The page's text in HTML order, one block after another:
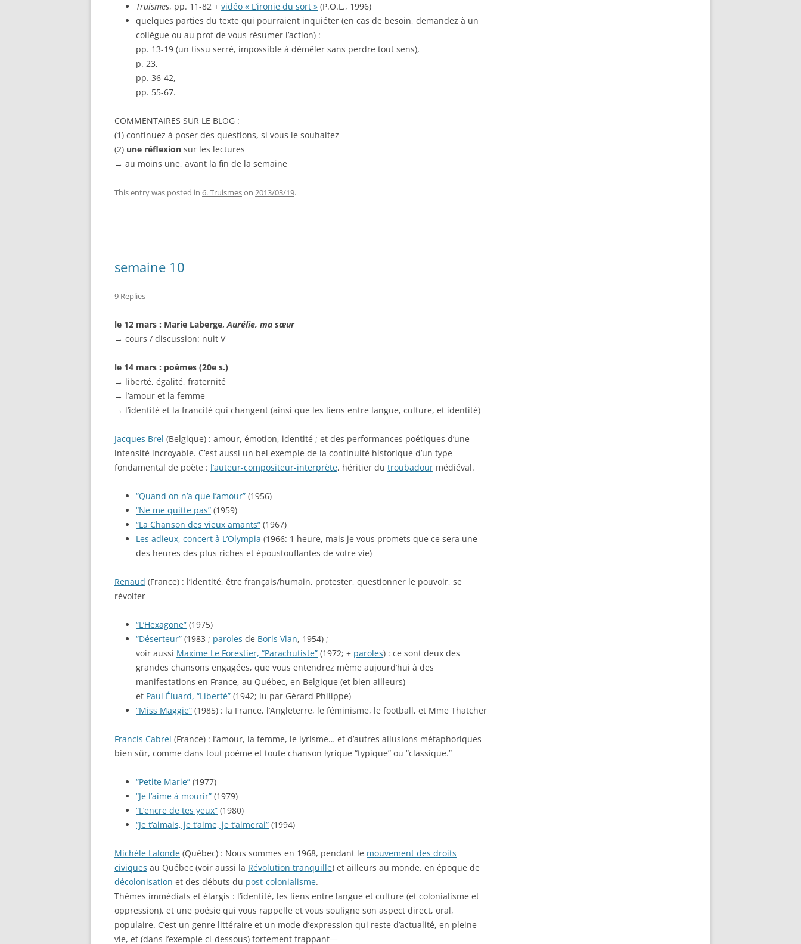
Truismes, pp. 11-82 + vidéo « L’ironie du sort » (P.O.L., 1996)
quelques parties du texte qui pourraient inquiéter (en cas de besoin, demandez à un
collègue ou au prof de vous résumer l’action) :
pp. 13-19 (un tissu serré, impossible à démêler sans perdre tout sens),
p. 23,
pp. 36-42,
pp. 55-67.
COMMENTAIRES SUR LE BLOG :
(1) continuez à poser des questions, si vous le souhaitez
(2) une réflexion sur les lectures
→ au moins une, avant la fin de la semaine
This entry was posted in 6. Truismeson 2013/03/19.
semaine 10
9 Replies
le 12 mars : Marie Laberge,Aurélie, ma sœur
→ cours / discussion: nuit V
le 14 mars : poèmes (20e s.)
→ liberté, égalité, fraternité
→ l’amour et la femme
→ l’identité et la francité qui changent (ainsi que les liens entre langue, culture, et identité)
Jacques Brel (Belgique) : amour, émotion, identité ; et des performances poétiques d’une
intensité incroyable. C’est aussi un bel exemple de la continuité historique d’un type
fondamental de poète : l’auteur-compositeur-interprète, héritier du troubadour médiéval.
“Quand on n’a que l’amour” (1956)
“Ne me quitte pas” (1959)
“La Chanson des vieux amants” (1967)
Les adieux, concert à L’Olympia (1966: 1 heure, mais je vous promets que ce sera une
des heures des plus riches et époustouflantes de votre vie)
Renaud (France) : l’identité, être français/humain, protester, questionner le pouvoir, se
révolter
“L’Hexagone” (1975)
“Déserteur” (1983 ; paroles de Boris Vian, 1954) ;
voir aussi Maxime Le Forestier, “Parachutiste” (1972; + paroles) : ce sont deux des
grandes chansons engagées, que vous entendrez même aujourd’hui à des
manifestations en France, au Québec, en Belgique (et bien ailleurs)
et Paul Éluard, “Liberté” (1942; lu par Gérard Philippe)
“Miss Maggie” (1985) : la France, l’Angleterre, le féminisme, le football, et Mme Thatcher
Francis Cabrel (France) : l’amour, la femme, le lyrisme… et d’autres allusions métaphoriques
bien sûr, comme dans tout poème et toute chanson lyrique “typique” ou “classique.”
“Petite Marie” (1977)
“Je l’aime à mourir” (1979)
“L’encre de tes yeux” (1980)
“Je t’aimais, je t’aime, je t’aimerai” (1994)
Michèle Lalonde (Québec) : Nous sommes en 1968, pendant le mouvement des droits
civiques au Québec (voir aussi la Révolution tranquille) et ailleurs au monde, en époque de
décolonisation et des débuts du post-colonialisme.
Thèmes immédiats et élargis : l’identité, les liens entre langue et culture (et colonialisme et
oppression), et une poésie qui vous rappelle et vous souligne son aspect direct, oral,
populaire. C’est un genre littéraire et un mode d’expression qui reste d’actualité, en pleine
vie, et (dans l’exemple ci-dessous) fortement frappant—